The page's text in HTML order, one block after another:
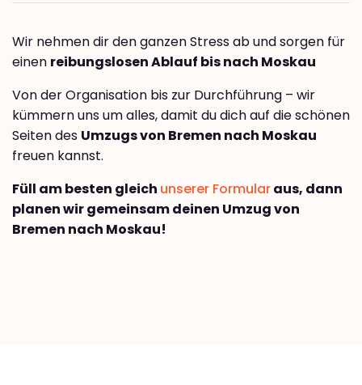
Wir nehmen dir den ganzen Stress ab und sorgen für
einen reibungslosen Ablauf bis nach Moskau
Von der Organisation bis zur Durchführung – wir
kümmern uns um alles, damit du dich auf die schönen
Seiten des Umzugs von Bremen nach Moskau
freuen kannst.
Füll am besten gleich unserer Formularaus, dann
planen wir gemeinsam deinen Umzug von
Bremen nach Moskau!